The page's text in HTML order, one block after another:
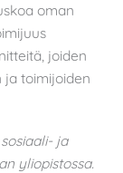
oman
joiden
toimijoiden
ja
yliopistossa.